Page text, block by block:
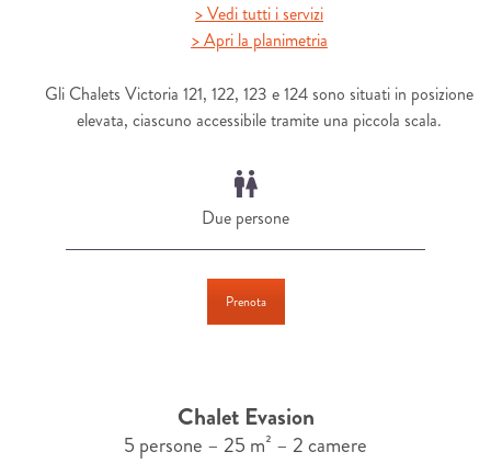
> Vedi tutti i servizi
> Apri la planimetria
Gli Chalets Victoria 121, 122, 123 e 124 sono situati in posizione
elevata, ciascuno accessibile tramite una piccola scala.
Due persone
Prenota
Chalet Evasion
5 persone – 25 m² – 2 camere